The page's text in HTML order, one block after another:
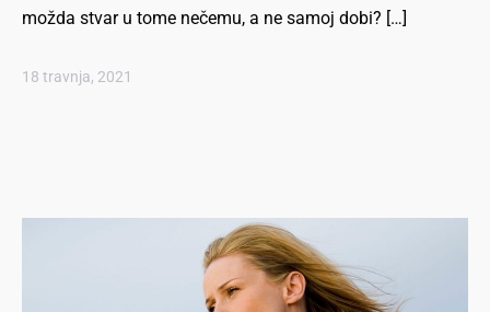
možda stvar u tome nečemu, a ne samoj dobi? […]
18 travnja, 2021